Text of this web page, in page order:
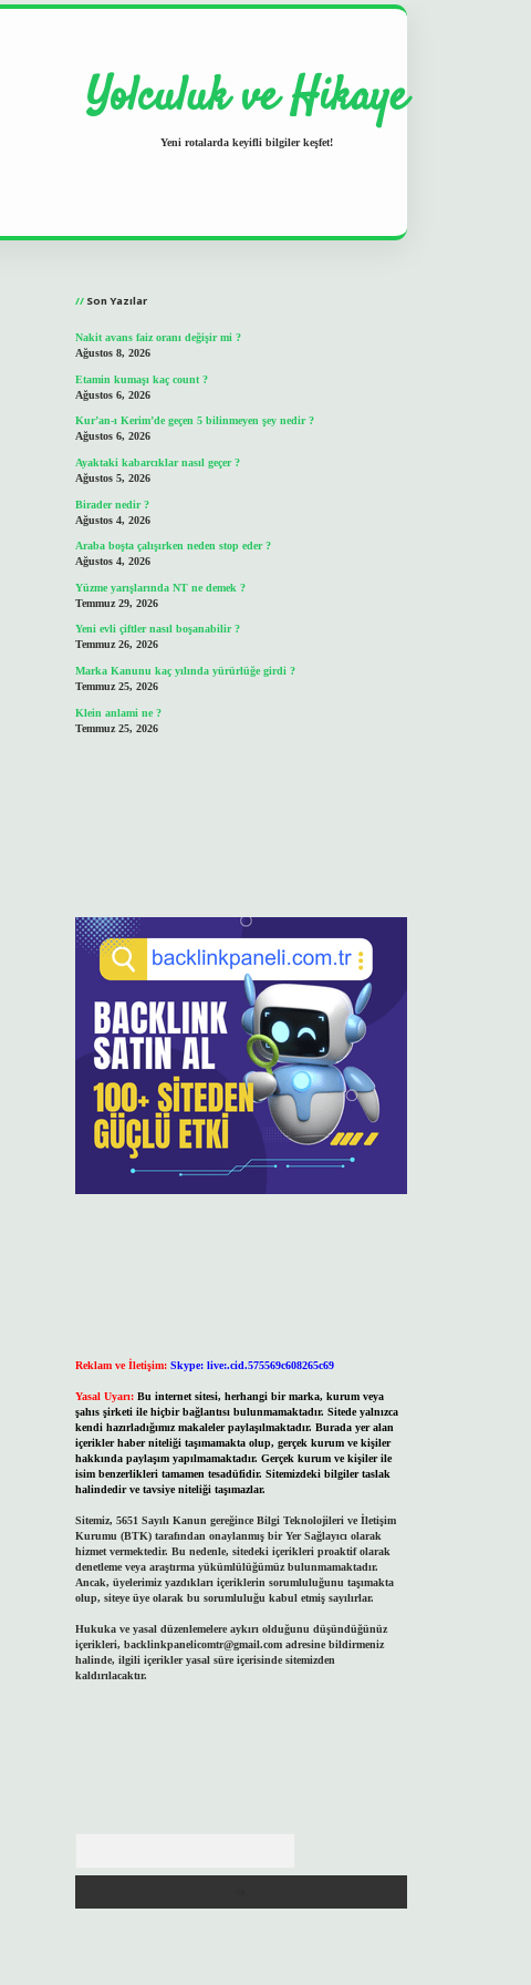
Yolculuk ve Hikaye
Yeni rotalarda keyifli bilgiler keşfet!
Son Yazılar
Nakit avans faiz oranı değişir mi ?
Ağustos 8, 2026
Etamin kumaşı kaç count ?
Ağustos 6, 2026
Kur’an-ı Kerim’de geçen 5 bilinmeyen şey nedir ?
Ağustos 6, 2026
Ayaktaki kabarcıklar nasıl geçer ?
Ağustos 5, 2026
Birader nedir ?
Ağustos 4, 2026
Araba boşta çalışırken neden stop eder ?
Ağustos 4, 2026
Yüzme yarışlarında NT ne demek ?
Temmuz 29, 2026
Yeni evli çiftler nasıl boşanabilir ?
Temmuz 26, 2026
Marka Kanunu kaç yılında yürürlüğe girdi ?
Temmuz 25, 2026
Klein anlami ne ?
Temmuz 25, 2026
Reklam ve İletişim: Skype: live:.cid.575569c608265c69
Yasal Uyarı: Bu internet sitesi, herhangi bir marka, kurum veya
şahıs şirketi ile hiçbir bağlantısı bulunmamaktadır. Sitede yalnızca
kendi hazırladığımız makaleler paylaşılmaktadır. Burada yer alan
içerikler haber niteliği taşımamakta olup, gerçek kurum ve kişiler
hakkında paylaşım yapılmamaktadır. Gerçek kurum ve kişiler ile
isim benzerlikleri tamamen tesadüfidir. Sitemizdeki bilgiler taslak
halindedir ve tavsiye niteliği taşımazlar.
Sitemiz, 5651 Sayılı Kanun gereğince Bilgi Teknolojileri ve İletişim
Kurumu (BTK) tarafından onaylanmış bir Yer Sağlayıcı olarak
hizmet vermektedir. Bu nedenle, sitedeki içerikleri proaktif olarak
denetleme veya araştırma yükümlülüğümüz bulunmamaktadır.
Ancak, üyelerimiz yazdıkları içeriklerin sorumluluğunu taşımakta
olup, siteye üye olarak bu sorumluluğu kabul etmiş sayılırlar.
Hukuka ve yasal düzenlemelere aykırı olduğunu düşündüğünüz
içerikleri, backlinkpanelicomtr@gmail.comadresine bildirmeniz
halinde, ilgili içerikler yasal süre içerisinde sitemizden
kaldırılacaktır.